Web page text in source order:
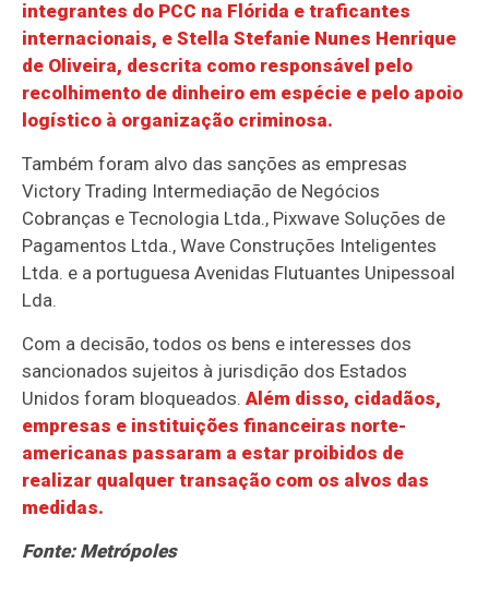
integrantes do PCC na Flórida e traficantes
internacionais, e Stella Stefanie Nunes Henrique
de Oliveira, descrita como responsável pelo
recolhimento de dinheiro em espécie e pelo apoio
logístico à organização criminosa.
Também foram alvo das sanções as empresas
Victory Trading Intermediação de Negócios
Cobranças e Tecnologia Ltda., Pixwave Soluções de
Pagamentos Ltda., Wave Construções Inteligentes
Ltda. e a portuguesa Avenidas Flutuantes Unipessoal
Lda.
Com a decisão, todos os bens e interesses dos
sancionados sujeitos à jurisdição dos Estados
Unidos foram bloqueados.Além disso, cidadãos,
empresas e instituições financeiras norte-
americanas passaram a estar proibidos de
realizar qualquer transação com os alvos das
medidas.
Fonte: Metrópoles